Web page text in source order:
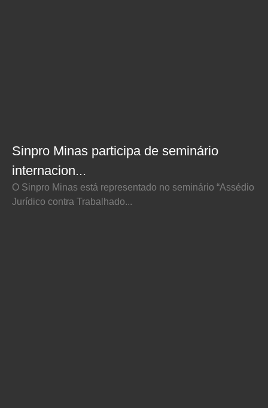
Sinpro Minas participa de seminário
internacion...
O Sinpro Minas está representado no seminário “Assédio
Jurídico contra Trabalhado...